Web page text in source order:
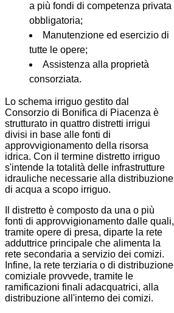
a più fondi di competenza privata
obbligatoria;
Manutenzione ed esercizio di
tutte le opere;
Assistenza alla proprietà
consorziata.
Lo schema irriguo gestito dal
Consorzio di Bonifica di Piacenza è
strutturato in quattro distretti irrigui
divisi in base alle fonti di
approvvigionamento della risorsa
idrica. Con il termine distretto irriguo
s'intende la totalità delle infrastrutture
idrauliche necessarie alla distribuzione
di acqua a scopo irriguo.
Il distretto è composto da una o più
fonti di approvvigionamento dalle quali,
tramite opere di presa, diparte la rete
adduttrice principale che alimenta la
rete secondaria a servizio dei comizi.
Infine, la rete terziaria o di distribuzione
comiziale provvede, tramite le
ramificazioni finali adacquatrici, alla
distribuzione all'interno dei comizi.